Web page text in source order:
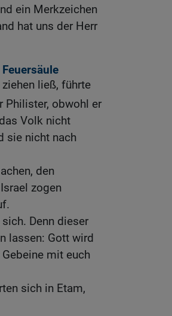
ein Merkzeichen
hat uns der Herr
ließ, führte
Philister, obwohl er
Volk nicht
sie nicht nach
den
zogen
Denn dieser
lassen: Gott wird
mit euch
sich in Etam,